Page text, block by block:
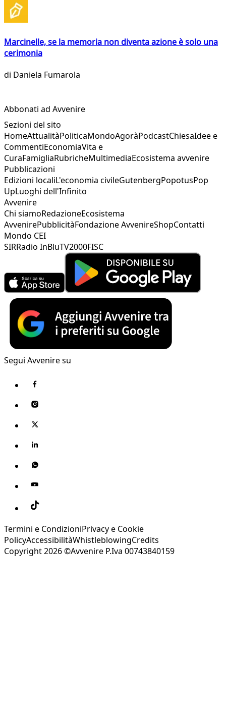
Marcinelle, se la memoria non diventa azione è solo una
cerimonia
di Daniela Fumarola
Abbonati ad Avvenire
Sezioni del sito
HomeAttualitàPoliticaMondoAgoràPodcastChiesaIdee e
CommentiEconomiaVita e
CuraFamigliaRubricheMultimediaEcosistema avvenire
Pubblicazioni
Edizioni localiL'economia civileGutenbergPopotusPop
UpLuoghi dell'Infinito
Avvenire
Chi siamoRedazioneEcosistema
AvvenirePubblicitàFondazione AvvenireShopContatti
Mondo CEI
SIRRadio InBluTV2000FISC
Segui Avvenire su
Termini e CondizioniPrivacy e Cookie
PolicyAccessibilitàWhistleblowingCredits
Copyright 2026 ©Avvenire P.Iva 00743840159